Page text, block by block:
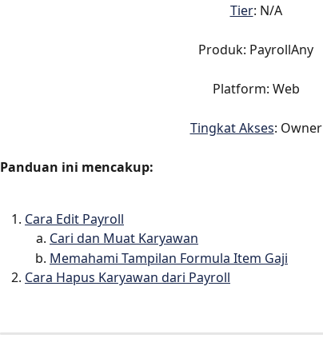
Tier: N/A
Produk: PayrollAny
Platform: Web
Tingkat Akses: Owner
Panduan ini mencakup:
Cara Edit Payroll
Cari dan Muat Karyawan
Memahami Tampilan Formula Item Gaji
Cara Hapus Karyawan dari Payroll